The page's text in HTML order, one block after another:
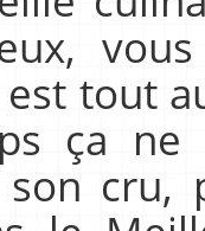
tout
ça ne
cru,